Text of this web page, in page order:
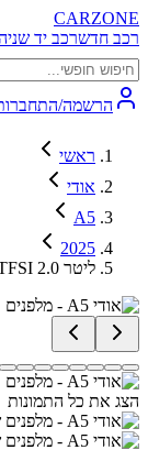
CARZONE
רכב חדשרכב יד
הרשמה/
ראשי
אודי
A5
2025
40 TFSI 2.0 ליטר
הצג את כל התמונות